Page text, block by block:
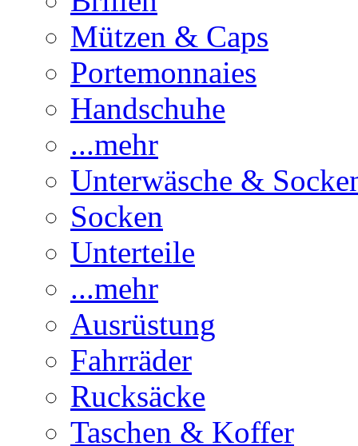
Mützen & Caps
Portemonnaies
Handschuhe
...mehr
Unterwäsche &
Socken
Unterteile
...mehr
Ausrüstung
Fahrräder
Rucksäcke
Taschen & Koffer